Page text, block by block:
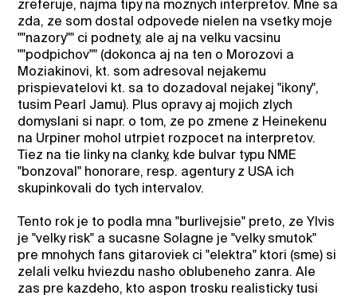
zreferuje, najma tipy na moznych interpretov. Mne sa
zda, ze som dostal odpovede nielen na vsetky moje
""nazory"" ci podnety, ale aj na velku vacsinu
""podpichov"" (dokonca aj na ten o Morozovi a
Moziakinovi, kt. som adresoval nejakemu
prispievatelovi kt. sa to dozadoval nejakej "ikony",
tusim Pearl Jamu). Plus opravy aj mojich zlych
domyslani si napr. o tom, ze po zmene z Heinekenu
na Urpiner mohol utrpiet rozpocet na interpretov.
Tiez na tie linky na clanky, kde bulvar typu NME
"bonzoval" honorare, resp. agentury z USA ich
skupinkovali do tych intervalov.
Tento rok je to podla mna "burlivejsie" preto, ze Ylvis
je "velky risk" a sucasne Solagne je "velky smutok"
pre mnohych fans gitaroviek ci "elektra" ktori (sme) si
zelali velku hviezdu nasho oblubeneho zanra. Ale
zas pre kazdeho, kto aspon trosku realisticky tusi